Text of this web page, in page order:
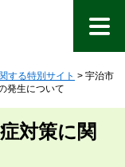
する特別サイト > 宇治市
発生について
対策に関